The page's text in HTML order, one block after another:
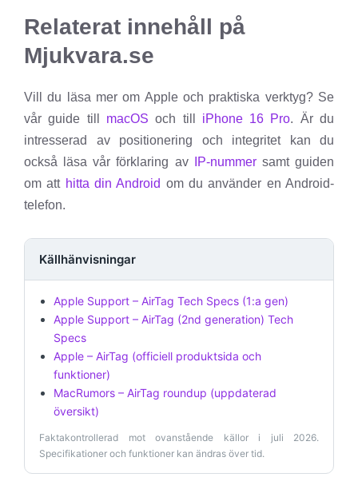
Relaterat innehåll på
Mjukvara.se
Vill du läsa mer om Apple och praktiska verktyg? Se
vår guide till macOS och till iPhone 16 Pro. Är du
intresserad av positionering och integritet kan du
också läsa vår förklaring av
IP-nummersamt guiden
om att hitta din Android om du använder en Android-
telefon.
Källhänvisningar
Apple Support – AirTag Tech Specs (1:a gen)
Apple Support – AirTag (2nd generation) Tech
Specs
Apple – AirTag (officiell produktsida och
funktioner)
MacRumors – AirTag roundup (uppdaterad
översikt)
Faktakontrollerad mot ovanstående källor i juli 2026.
Specifikationer och funktioner kan ändras över tid.